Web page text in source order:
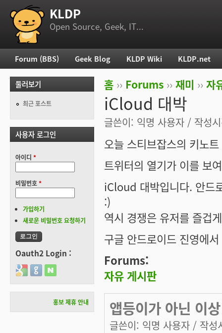
부 메뉴 KLDP
Open Source, Geek, IT...
현재 위치
홈 ›› Forums ›› 재미 ›› 자
iCloud 대박
글쓴이: 익명 사용자 / 작성
오늘 스티브잡스의 키노
트위터의 열기가 이를 보
iCloud 대박입니다. 안드
:)
역시 경쟁은 유저를 즐겁
구글 안드로이드 진영에
Forums:
자유 게시판
앱등이가 아닌 이
글쓴이: 익명 사용자 / 작성
주 메뉴
Forum (BBS) Geek Blog KLDP Wiki KLDP.net
둘러보기
최근 포스트
사용자 로그인
아이디 *
비밀번호*
가입하기
새로운 비밀번호 요청하기
Oauth2 Login :
Login with Google
Login with GitHub
Login with Naver
홍보 제휴 안내